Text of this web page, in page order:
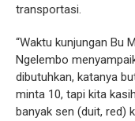
transportasi.
“Waktu kunjungan Bu
Ngelembo
dibutuhkan, katanya
minta 10, tapi kita
banyak sen (duit, red)